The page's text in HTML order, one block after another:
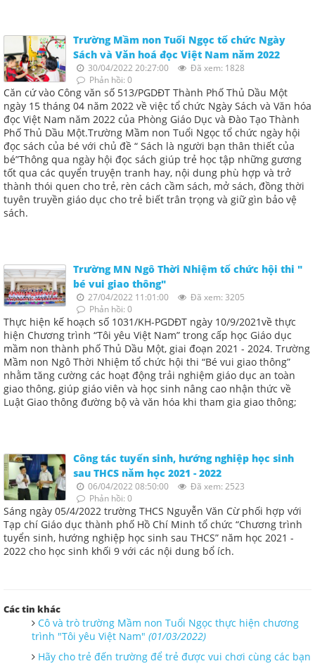
Trường Mầm non Tuổi Ngọc tổ chức Ngày
Sách và Văn hoá đọc Việt Nam năm 2022
30/04/2022 20:27:00
Đã xem: 1828
Phản hồi: 0
Căn cứ vào Công văn số 513/PGDĐT Thành Phố Thủ Dầu Một
ngày 15 tháng 04 năm 2022 về việc tổ chức Ngày Sách và Văn hóa
đọc Việt Nam năm 2022 của Phòng Giáo Dục và Đào Tạo Thành
Phố Thủ Dầu Một.Trường Mầm non Tuổi Ngọc tổ chức ngày hội
đọc sách của bé với chủ đề “ Sách là người bạn thân thiết của
bé”Thông qua ngày hội đọc sách giúp trẻ học tập những gương
tốt qua các quyển truyện tranh hay, nội dung phù hợp và trở
thành thói quen cho trẻ, rèn cách cầm sách, mở sách, đồng thời
tuyên truyền giáo dục cho trẻ biết trân trọng và giữ gìn bảo vệ
sách.
Trường MN Ngô Thời Nhiệm tổ chức hội thi "
bé vui giao thông"
27/04/2022 11:01:00
Đã xem: 3205
Phản hồi: 0
Thực hiện kế hoạch số 1031/KH-PGDĐT ngày 10/9/2021về thực
hiện Chương trình “Tôi yêu Việt Nam” trong cấp học Giáo dục
mầm non thành phố Thủ Dầu Một, giai đoạn 2021 - 2024. Trường
Mầm non Ngô Thời Nhiệm tổ chức hội thi “Bé vui giao thông”
nhằm tăng cường các hoạt động trải nghiệm giáo dục an toàn
giao thông, giúp giáo viên và học sinh nâng cao nhận thức về
Luật Giao thông đường bộ và văn hóa khi tham gia giao thông;
Công tác tuyển sinh, hướng nghiệp học sinh
sau THCS năm học 2021 - 2022
06/04/2022 08:50:00
Đã xem: 2523
Phản hồi: 0
Sáng ngày 05/4/2022 trường THCS Nguyễn Văn Cừ phối hợp với
Tạp chí Giáo dục thành phố Hồ Chí Minh tổ chức “Chương trình
tuyển sinh, hướng nghiệp học sinh sau THCS” năm học 2021 -
2022 cho học sinh khối 9 với các nội dung bổ ích.
Các tin khác
Cô và trò trường Mầm non Tuổi Ngọc thực hiện chương
trình "Tôi yêu Việt Nam" (01/03/2022)
Hãy cho trẻ đến trường để trẻ được vui chơi cùng các bạn